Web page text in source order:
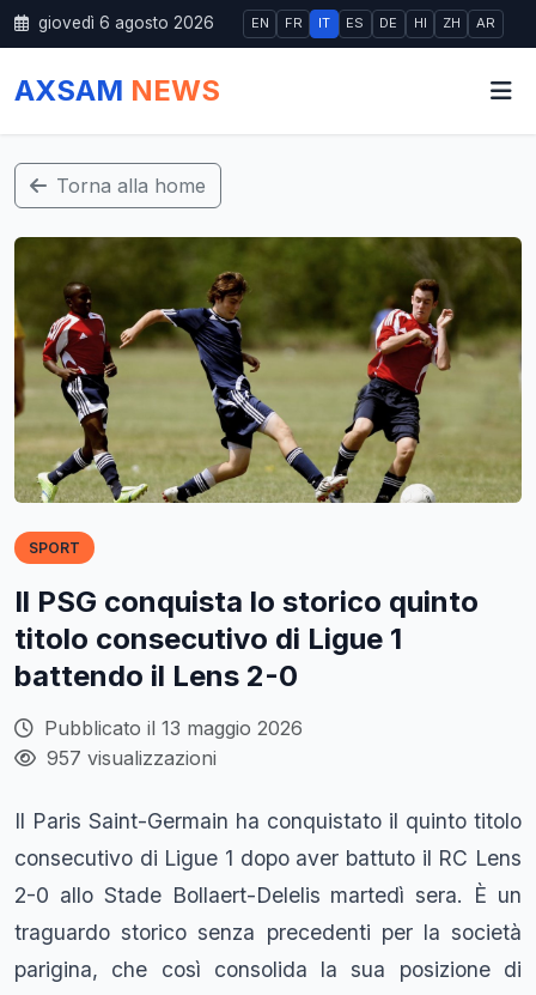
giovedì 6 agosto 2026 EN FR IT ES DE HI ZH AR
AXSAM NEWS
Torna alla home
SPORT
Il PSG conquista lo storico quinto
titolo consecutivo di Ligue 1
battendo il Lens 2-0
Pubblicato il 13 maggio 2026
957 visualizzazioni
Il Paris Saint-Germain ha conquistato il quinto titolo
consecutivo di Ligue 1 dopo aver battuto il RC Lens
2-0 allo Stade Bollaert-Delelis martedì sera. È un
traguardo storico senza precedenti per la società
parigina, che così consolida la sua posizione di